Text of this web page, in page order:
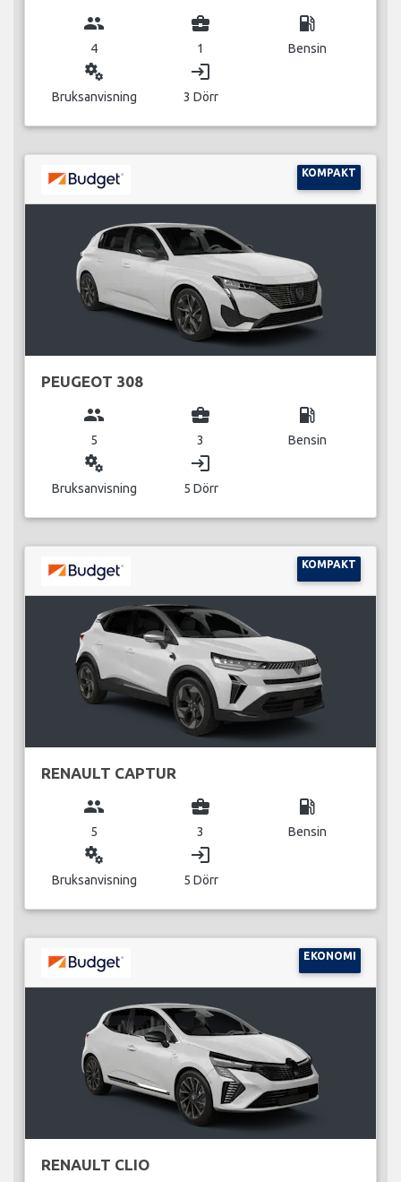
group
4
business_center
1
local_gas_station
Bensin
miscellaneous_services
Bruksanvisning
login
3 Dörr
KOMPAKT
PEUGEOT 308
group
5
business_center
3
local_gas_station
Bensin
miscellaneous_services
Bruksanvisning
login
5 Dörr
KOMPAKT
RENAULT CAPTUR
group
5
business_center
3
local_gas_station
Bensin
miscellaneous_services
Bruksanvisning
login
5 Dörr
EKONOMI
RENAULT CLIO